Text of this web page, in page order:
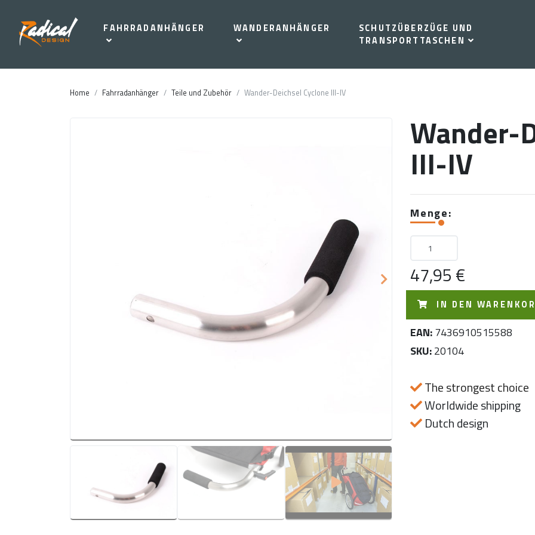
FAHRRADANHÄNGER WANDERANHÄNGER
SCHUTZÜBERZÜGE UND
TRANSPORTTASCHEN
Home Fahrradanhänger Teile und Zubehör Wander-Deichsel Cyclone III-IV
Next
Wander-
III-IV
Menge:
47,95 €
IN DEN
EAN:7436910515588
SKU:20104
The strongest choice
Worldwide shipping
Dutch design